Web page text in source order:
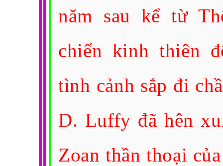
năm sau kể từ
chiến kinh thiên
tình cảnh sắp đi
D. Luffy đã hên
Zoan thần thoại